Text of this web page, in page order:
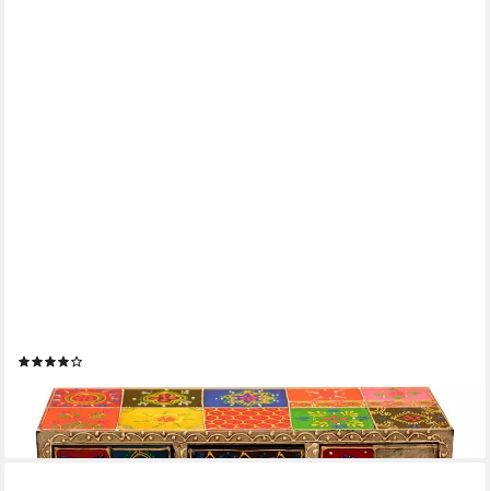
-40%
lieferbar - in 2-3 Werktagen bei dir